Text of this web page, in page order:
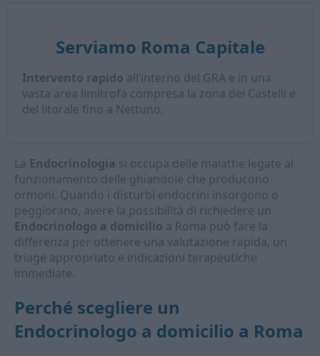
Serviamo Roma Capitale
Intervento rapido all’interno del GRA e in una
vasta area limitrofa compresa la zona dei Castelli e
del litorale fino a Nettuno.
La Endocrinologia si occupa delle malattie legate al
funzionamento delle ghiandole che producono
ormoni. Quando i disturbi endocrini insorgono o
peggiorano, avere la possibilità di richiedere un
Endocrinologo a domicilio a Roma può fare la
differenza per ottenere una valutazione rapida, un
triage appropriato e indicazioni terapeutiche
immediate.
Perché scegliere un
Endocrinologo a domicilio a Roma